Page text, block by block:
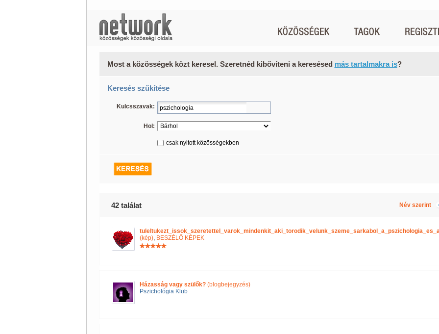
Most a közösségek közt keresel. Szeretnéd kibővíteni a keresésed más tartalmakra is?
Keresés szűkítése
Kulcsszavak:
Hol:
csak nyitott közösségekben
42 találat Név szerint
(kép), BESZÉLŐ KÉPEK
Házasság vagy szülők?(blogbejegyzés)
Pszichológia Klub